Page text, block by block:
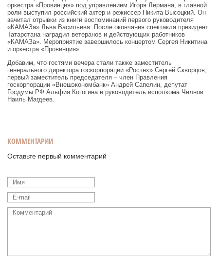
оркестра «Провинция» под управлением Игоря Лермана, в главной
роли выступил российский актер и режиссер Никита Высоцкий. Он
зачитал отрывки из книги воспоминаний первого руководителя
«КАМАЗа» Льва Васильева. После окончания спектакля президент
Татарстана наградил ветеранов и действующих работников
«КАМАЗа». Мероприятие завершилось концертом Сергея Никитина
и оркестра «Провинция».
Добавим, что гостями вечера стали также заместитель
генерального директора госкорпорации «Ростех» Сергей Скворцов,
первый заместитель председателя – член Правления
госкорпорации «Внешэкономбанк» Андрей Сапелин, депутат
Госдумы РФ Альфия Когогина и руководитель исполкома Челнов
Наиль Магдеев.
КОММЕНТАРИИ
Оставьте первый комментарий